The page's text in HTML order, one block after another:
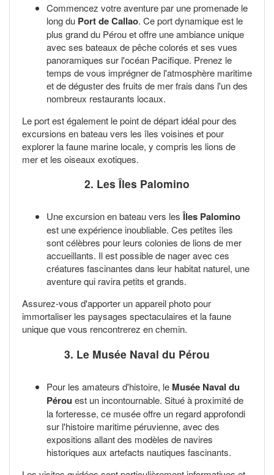
Commencez votre aventure par une promenade le
long du Port de Callao. Ce port dynamique est le
plus grand du Pérou et offre une ambiance unique
avec ses bateaux de pêche colorés et ses vues
panoramiques sur l'océan Pacifique. Prenez le
temps de vous imprégner de l'atmosphère maritime
et de déguster des fruits de mer frais dans l'un des
nombreux restaurants locaux.
Le port est également le point de départ idéal pour des
excursions en bateau vers les îles voisines et pour
explorer la faune marine locale, y compris les lions de
mer et les oiseaux exotiques.
2. Les Îles Palomino
Une excursion en bateau vers lesÎles Palomino
est une expérience inoubliable. Ces petites îles
sont célèbres pour leurs colonies de lions de mer
accueillants. Il est possible de nager avec ces
créatures fascinantes dans leur habitat naturel, une
aventure qui ravira petits et grands.
Assurez-vous d'apporter un appareil photo pour
immortaliser les paysages spectaculaires et la faune
unique que vous rencontrerez en chemin.
3. Le Musée Naval du Pérou
Pour les amateurs d'histoire, le Musée Naval du
Pérou est un incontournable. Situé à proximité de
la forteresse, ce musée offre un regard approfondi
sur l'histoire maritime péruvienne, avec des
expositions allant des modèles de navires
historiques aux artefacts nautiques fascinants.